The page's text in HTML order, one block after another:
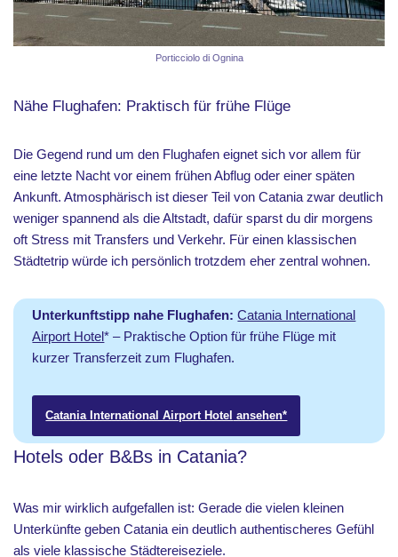
Porticciolo di Ognina
Nähe Flughafen: Praktisch für frühe Flüge
Die Gegend rund um den Flughafen eignet sich vor allem für
eine letzte Nacht vor einem frühen Abflug oder einer späten
Ankunft. Atmosphärisch ist dieser Teil von Catania zwar deutlich
weniger spannend als die Altstadt, dafür sparst du dir morgens
oft Stress mit Transfers und Verkehr. Für einen klassischen
Städtetrip würde ich persönlich trotzdem eher zentral wohnen.
Unterkunftstipp nahe Flughafen:Catania International
Airport Hotel* – Praktische Option für frühe Flüge mit
kurzer Transferzeit zum Flughafen.
Catania International Airport Hotel ansehen*
Hotels oder B&Bs in Catania?
Was mir wirklich aufgefallen ist: Gerade die vielen kleinen
Unterkünfte geben Catania ein deutlich authentischeres Gefühl
als viele klassische Städtereiseziele.